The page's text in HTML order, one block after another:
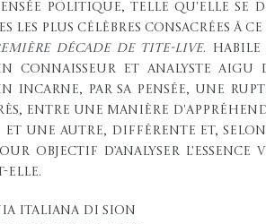
politique, telle qu'elle se
les plus célèbres consacrées à ce
décade de Tite-Live. Habile
connaisseur et analyste
incarne, par sa pensée, une
entre une manière
une autre, différente et, selon
objectif d’analyser l'essence
elle.
italiana di Sion